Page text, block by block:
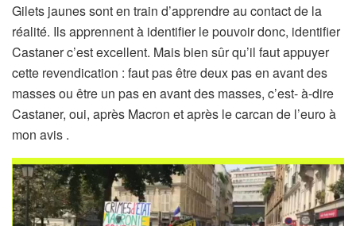
Gilets jaunes sont en train d’apprendre au contact de la
réalité. Ils apprennent à identifier le pouvoir donc, identifier
Castaner c’est excellent. Mais bien sûr qu’il faut appuyer
cette revendication : faut pas être deux pas en avant des
masses ou être un pas en avant des masses, c’est- à-dire
Castaner, oui, après Macron et après le carcan de l’euro à
mon avis .